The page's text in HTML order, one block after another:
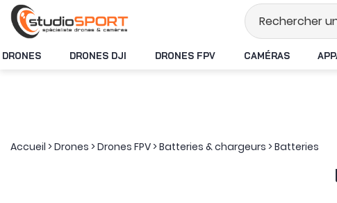
Stock en temps réel
DRONES DRONES DJI DRONES FPV CAMÉRAS
Accueil >Drones >Drones FPV>Batteries & chargeurs >Batteries